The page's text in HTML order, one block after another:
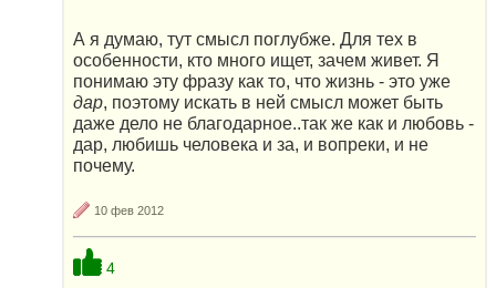
А я думаю, тут смысл поглубже. Для тех в
особенности, кто много ищет, зачем живет. Я
понимаю эту фразу как то, что жизнь - это уже
дар, поэтому искать в ней смысл может быть
даже дело не благодарное..так же как и любовь -
дар, любишь человека и за, и вопреки, и не
почему.
10 фев 2012
4